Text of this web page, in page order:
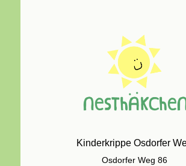
Kinderkrippe Osdorfer
Osdorfer Weg 86